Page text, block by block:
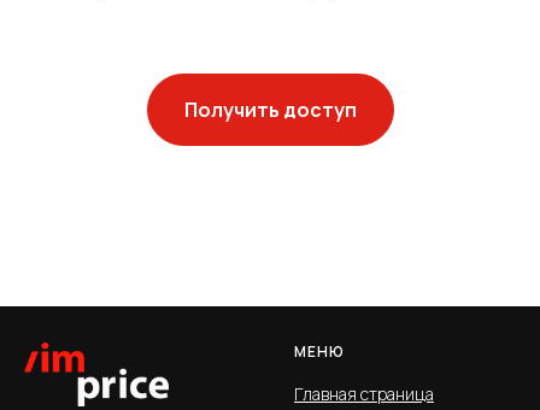
Получить доступ
МЕНЮ
Главная страница